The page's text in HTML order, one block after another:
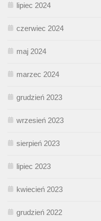
lipiec 2024
czerwiec 2024
maj 2024
marzec 2024
grudzień 2023
wrzesień 2023
sierpień 2023
lipiec 2023
kwiecień 2023
grudzień 2022